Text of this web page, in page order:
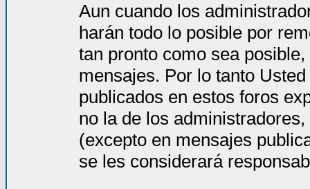
Aun cuando los
harán todo lo posible por
tan pronto como sea
mensajes. Por lo tanto
publicados en estos foros
no la de los
(excepto en mensajes
se les considerará